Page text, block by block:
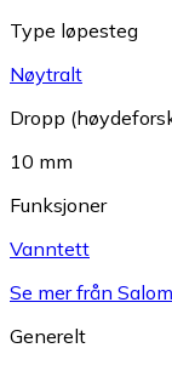
Type løpesteg
Nøytralt
Dropp
10 mm
Funksjoner
Vanntett
Se mer från
Generelt